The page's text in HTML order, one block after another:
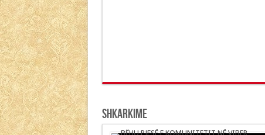
Shkarkime